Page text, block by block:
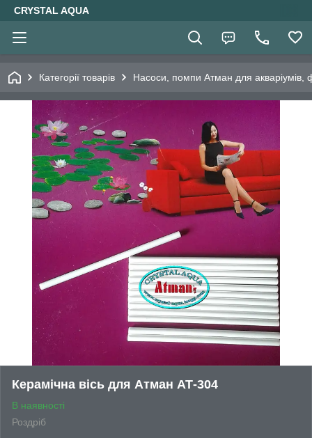
CRYSTAL AQUA
Категорії товарів Насоси, помпи Атман для акваріумів,
Керамічна вісь для Атман АТ-304
В наявності
Роздріб